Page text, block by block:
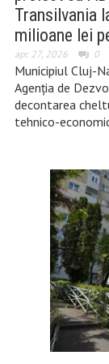
Transilvania
milioane lei
apr. 27, 2026 0
Municipiul Cluj-
Agenția de
decontarea
tehnico-